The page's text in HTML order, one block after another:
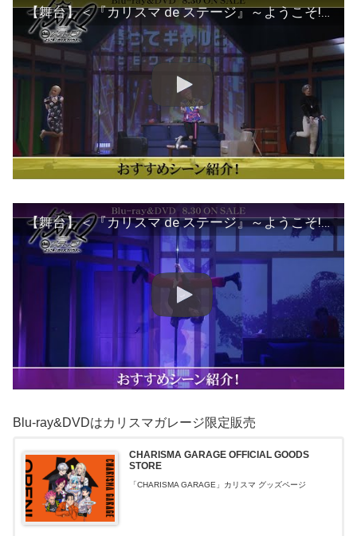
【舞台】＜『カリスマ de ステージ』～ようこそ!カリスマハウスへ～＞テラ役 丸山和志おすすめシーン
【舞台】＜『カリスマ de ステージ』～ようこそ!カリスマハウスへ～＞天堂天彦役 田中涼星おすすめシーン
Blu-ray&DVDはカリスマガレージ限定販売
CHARISMA GARAGE OFFICIAL GOODS
STORE
「CHARISMA GARAGE」カリスマ グッズページ